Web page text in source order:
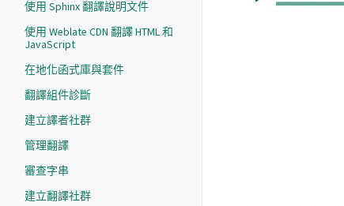
使用 Sphinx 翻譯說明文件
使用 Weblate CDN 翻譯 HTML 和
JavaScript
在地化函式庫與套件
翻譯組件診斷
建立譯者社群
管理翻譯
審查字串
建立翻譯社群